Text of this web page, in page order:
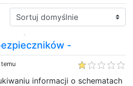
Sortuj:
-
informacji o schematach